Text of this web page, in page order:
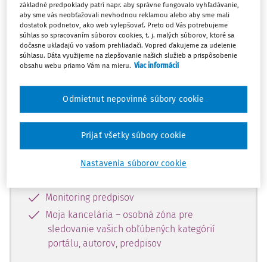
Celý odborný obsah z tejto oblasti je
dostupný predplatiteľom portálu.
obsahu a získajte prístup na 10 dní
zdarma, stačí sa len zaregistrovať.
Vďaka registrácii získate prístup aj k
vybranému obsahu:
Monitoring predpisov
Moja kancelária – osobná zóna pre
sledovanie vašich obľúbených kategórií
portálu, autorov, predpisov
základné predpoklady patrí napr. aby správne fungovalo vyhľadávanie,
aby sme vás neobťažovali nevhodnou reklamou alebo aby sme mali
dostatok podnetov, ako web vylepšovať. Preto od Vás potrebujeme
súhlas so spracovaním súborov cookies, t. j. malých súborov, ktoré sa
dočasne ukladajú vo vašom prehliadači. Vopred ďakujeme za udelenie
súhlasu. Dáta využijeme na zlepšovanie našich služieb a prispôsobenie
obsahu webu priamo Vám na mieru. Viac informácií
Nastavenia súborov cookie
Odmietnut nepovinné súbory cookie
Prijať všetky súbory cookie